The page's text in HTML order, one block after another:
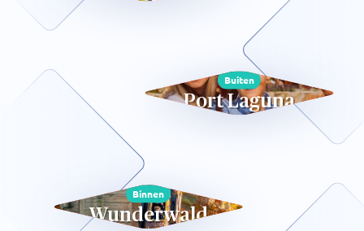
Buiten
Port Laguna
Binnen
Wunderwald